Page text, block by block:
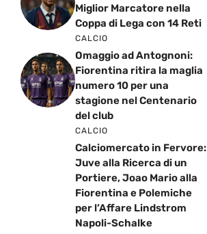
Miglior Marcatore nella
Coppa di Lega con 14 Reti
CALCIO
Omaggio ad Antognoni:
Fiorentina ritira la maglia
numero 10 per una
stagione nel Centenario
del club
CALCIO
Calciomercato in Fervore:
Juve alla Ricerca di un
Portiere, Joao Mario alla
Fiorentina e Polemiche
per l’Affare Lindstrom
Napoli-Schalke